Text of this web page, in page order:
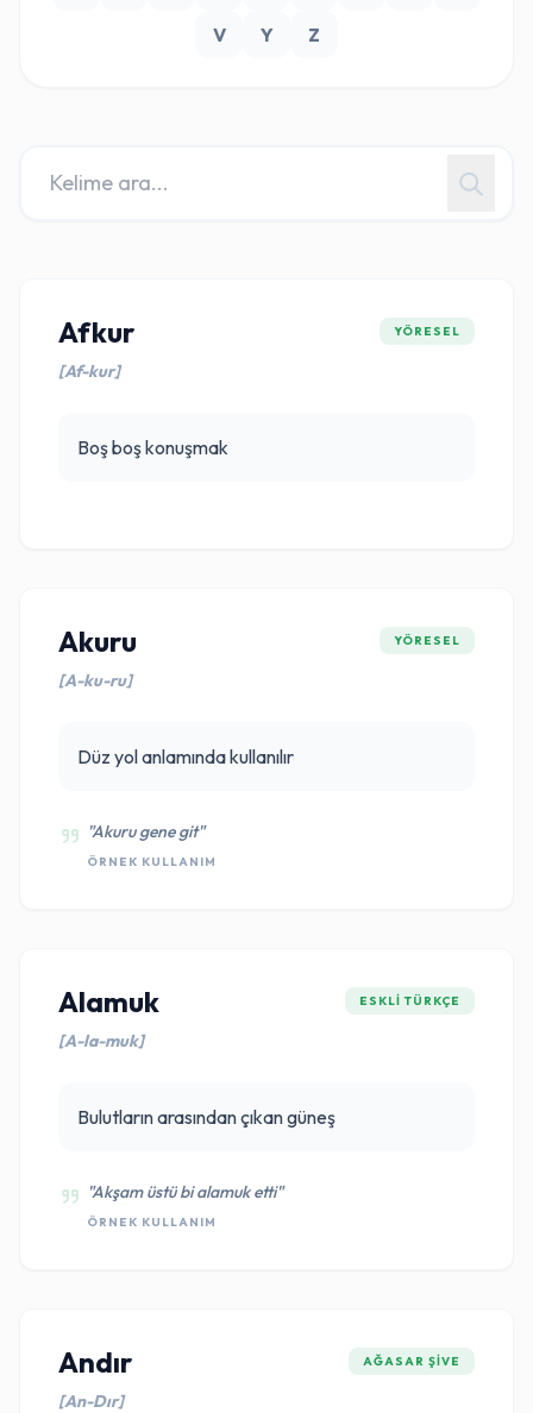
V
Y Z
Afkur
[Af-kur]
YÖRESEL
Boş boş konuşmak
Akuru
[A-ku-ru]
YÖRESEL
Düz yol anlamında kullanılır
"Akuru gene git"
ÖRNEK KULLANIM
Alamuk
[A-la-muk]
ESKLI TÜRKÇE
Bulutların arasından çıkan güneş
"Akşam üstü bi alamuk etti"
ÖRNEK KULLANIM
Andır
[An-Dır]
AĞASAR ŞIVE